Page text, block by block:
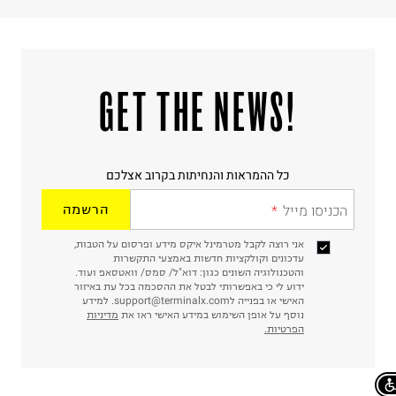
!GET THE NEWS
כל ההמראות והנחיתות בקרוב אצלכם
הכניסו מייל הרשמה
אני רוצה לקבל מטרמינל איקס מידע ופרסום על הטבות,
עדכונים וקולקציות חדשות באמצעי התקשרות
והטכנולוגיה השונים כגון: דוא"ל/ סמס/ וואטסאפ ועוד.
ידוע לי כי באפשרותי לבטל את ההסכמה בכל עת באיזור
האישי או בפנייה לsupport@terminalx.com. למידע
נוסף על אופן השימוש במידע האישי ראו את מדיניות
הפרטיות.